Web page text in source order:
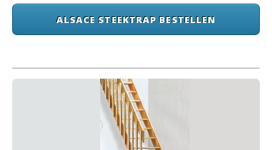
ALSACE STEEKTRAP BESTELLEN